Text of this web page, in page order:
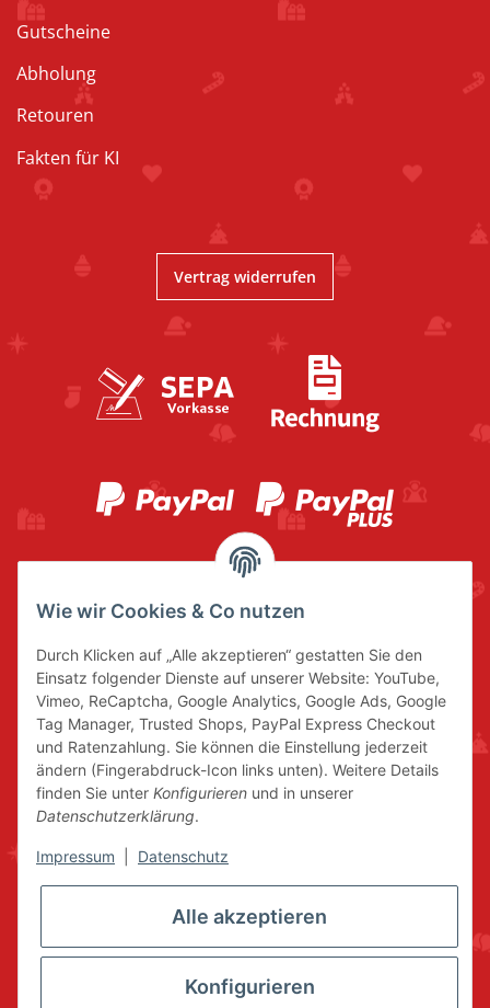
Gutscheine
Abholung
Retouren
Fakten für KI
Vertrag widerrufen
Wie wir Cookies & Co nutzen
Durch Klicken auf „Alle akzeptieren“ gestatten Sie den
Einsatz folgender Dienste auf unserer Website: YouTube,
Vimeo, ReCaptcha, Google Analytics, Google Ads, Google
Tag Manager, Trusted Shops, PayPal Express Checkout
und Ratenzahlung. Sie können die Einstellung jederzeit
ändern (Fingerabdruck-Icon links unten). Weitere Details
finden Sie unter Konfigurieren und in unserer
Datenschutzerklärung.
Impressum Datenschutz
Alle akzeptieren
Konfigurieren